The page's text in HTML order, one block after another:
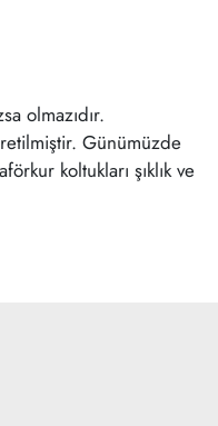
olmazıdır.
Günümüzde
koltukları şıklık ve